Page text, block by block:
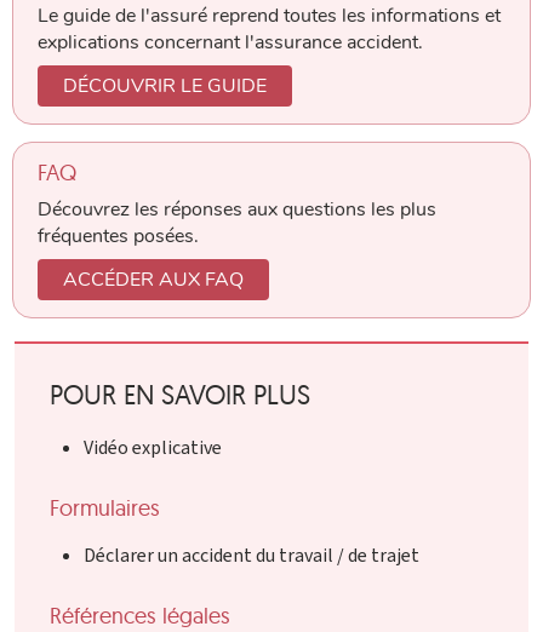
Le guide de l'assuré reprend toutes les informations et
explications concernant l'assurance accident.
DÉCOUVRIR LE GUIDE
FAQ
Découvrez les réponses aux questions les plus
fréquentes posées.
ACCÉDER AUX FAQ
POUR EN SAVOIR PLUS
Vidéo explicative
Formulaires
Déclarer un accident du travail / de trajet
Références légales